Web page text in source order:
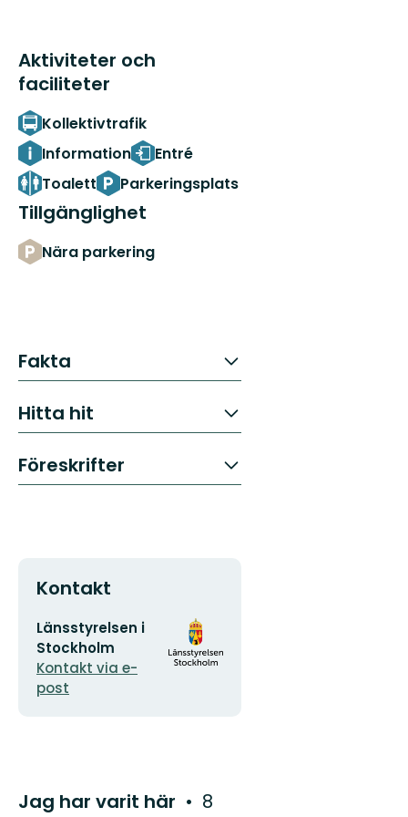
Aktiviteter och
faciliteter
Kollektivtrafik
Information
Entré
Toalett
Parkeringsplats
Tillgänglighet
Nära parkering
Fakta
Hitta hit
Föreskrifter
Kontakt
E-
postadress
Länsstyrelsen i
Stockholm
Kontakt via e-
post
Organisationens
logotyp
Jag har varit här 8